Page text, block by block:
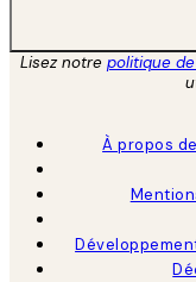
Lisez notre politique
À propos